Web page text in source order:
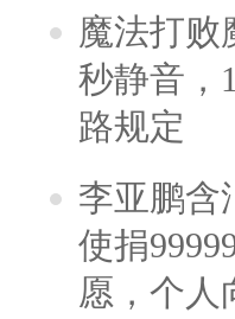
魔法打败
秒静音，
路规定
李亚鹏含
使捐
愿，个人